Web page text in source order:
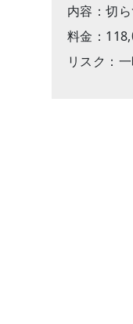
内容：切
料金：
リスク：